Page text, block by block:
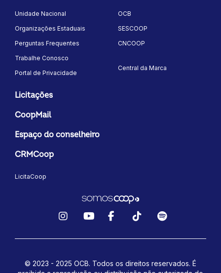
Unidade Nacional
Organizações Estaduais
Perguntas Frequentes
Trabalhe Conosco
Portal de Privacidade
OCB
SESCOOP
CNCOOP
Central da Marca
Licitações
CoopMail
Espaço do conselheiro
CRMCoop
LicitaCoop
© 2023 - 2025 OCB. Todos os direitos reservados. É